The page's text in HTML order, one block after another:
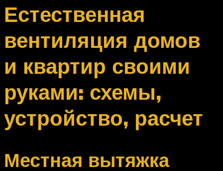
Меню
Естественная
вентиляция домов
и квартир своими
руками: схемы,
устройство, расчет
Местная вытяжка